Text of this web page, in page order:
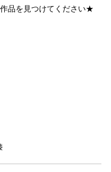
品を見つけてください★